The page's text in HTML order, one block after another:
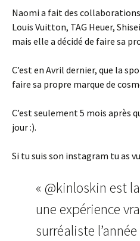
Naomi a fait des
Louis Vuitton, TAG Heuer,
mais elle a décidé de faire sa
C’est en Avril dernier, que la
faire sa propre marque de
C’est seulement 5 mois après
jour :).
Si tu suis son instagram tu as
« @kinloskin est
une expérience
surréaliste